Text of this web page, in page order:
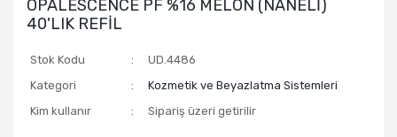
OPALESCENCE PF %16 MELON (NANELİ)
40'LIK REFİL
Stok Kodu
UD.4486
Kategori
Kozmetik ve Beyazlatma Sistemleri
Kim kullanır
Sipariş üzeri getirilir